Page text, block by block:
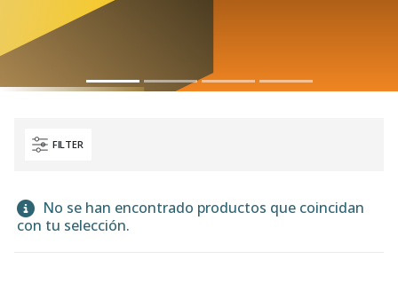
FILTER
No se han encontrado productos que coincidan
con tu selección.